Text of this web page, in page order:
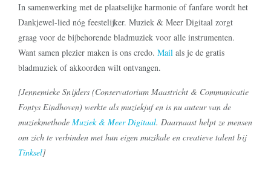
In samenwerking met de plaatselijke harmonie of fanfare wordt het
Dankjewel-lied nóg feestelijker. Muziek & Meer Digitaal zorgt
graag voor de bijbehorende bladmuziek voor alle instrumenten.
Want samen plezier maken is ons credo. Mail als je de gratis
bladmuziek of akkoorden wilt ontvangen.
[Jennemieke Snijders (Conservatorium Maastricht & Communicatie
Fontys Eindhoven) werkte als muziekjuf en is nu auteur van de
muziekmethode Muziek & Meer Digitaal. Daarnaast helpt ze mensen
om zich te verbinden met hun eigen muzikale en creatieve talent bij
Tinksel]